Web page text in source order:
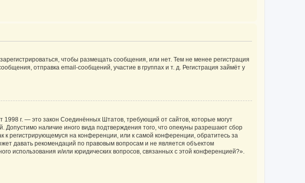
чтобы размещать сообщения, или нет. Тем не менее регистрация
отправка email-сообщений, участие в группах и т. д. Регистрация займёт у
1998 г. — это закон Соединённых Штатов, требующий от сайтов, которые могут
наличие иного вида подтверждения того, что опекуны разрешают сбор
регистрирующемуся на конференции, или к самой конференции, обратитесь за
давать рекомендаций по правовым вопросам и не является объектом
использования и/или юридических вопросов, связанных с этой конференцией?».